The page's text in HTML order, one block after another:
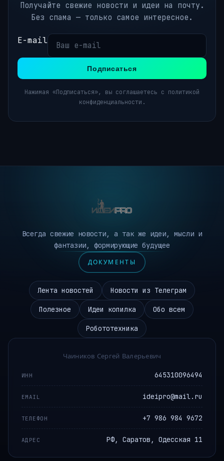
Получайте свежие новости и идеи на почту.
Без спама — только самое интересное.
E-mail
Подписаться
Нажимая «Подписаться», вы соглашаетесь с политикой
конфиденциальности.
Всегда свежие новости, а так же идеи, мысли и
фантазии, формирующие будущее
ДОКУМЕНТЫ
Лента новостей Новости из Телеграм
Полезное Идеи копилка Обо всем
Робототехника
Чаиников Сергей Валерьевич
ИНН 645310096494
EMAIL ideipro@mail.ru
ТЕЛЕФОН +7 986 984 9672
АДРЕС РФ, Саратов, Одесская 11